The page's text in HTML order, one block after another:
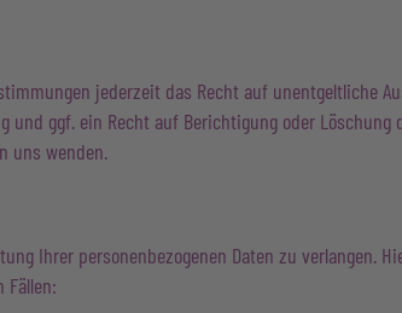
jederzeit das Recht auf unentgeltliche
und ggf. ein Recht auf Berichtigung oder
uns wenden.
Ihrer personenbezogenen Daten zu verlangen.
Fällen: